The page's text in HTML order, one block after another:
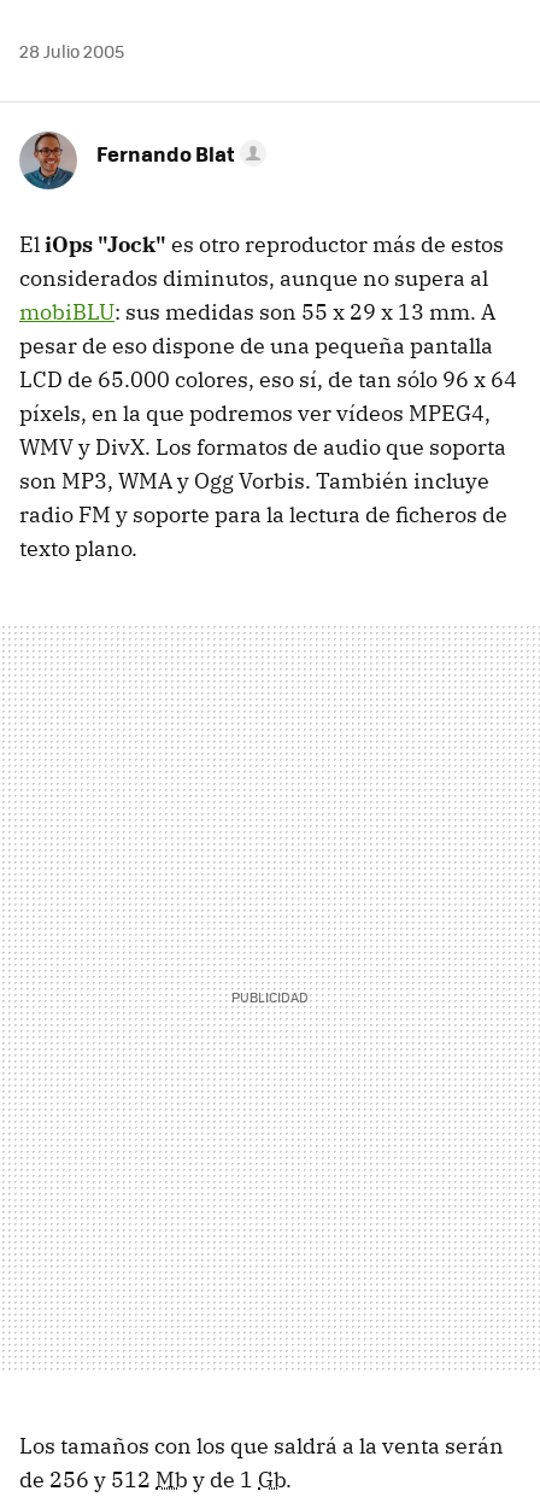
28 Julio 2005
Fernando Blat
EliOps "Jock" es otro reproductor más de estos
considerados diminutos, aunque no supera al
mobiBLU: sus medidas son 55 x 29 x 13 mm. A
pesar de eso dispone de una pequeña pantalla
LCD de 65.000 colores, eso sí, de tan sólo 96 x 64
píxels, en la que podremos ver vídeos MPEG4,
WMV y DivX. Los formatos de audio que soporta
son MP3, WMA y Ogg Vorbis. También incluye
radio FM y soporte para la lectura de ficheros de
texto plano.
Los tamaños con los que saldrá a la venta serán
de 256 y 512 Mb y de 1 Gb.